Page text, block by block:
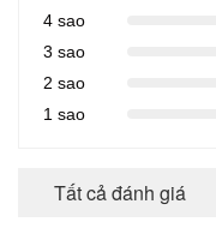
4 sao
3 sao
2 sao
1 sao
Tất cả đánh giá